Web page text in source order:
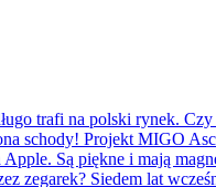
trafi na polski rynek.
schody! Projekt MIGO
Są piękne i mają
zegarek? Siedem lat